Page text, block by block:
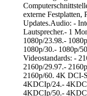
externe Festplatten,
Updates.Audio: -
Lautsprecher.- 1
1080p/23.98.-
1080p/30.- 1080p/
Videostandards: -
2160p/29.97.-
2160p/60. 4K DCI-
4KDCIp/24.-
4KDCIp/50.-